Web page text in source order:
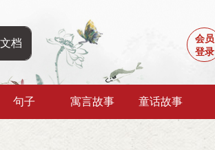
会员
登录
句子 寓言故事 童话故事